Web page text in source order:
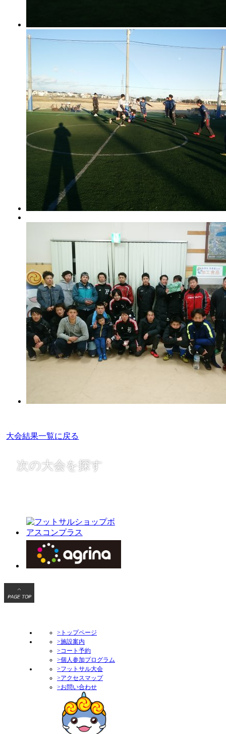
大会結果一覧に戻る
次の大会を探す
>トップページ
>施設案内
>コート予約
>個人参加プログラム
>フットサル大会
>アクセスマップ
>お問い合わせ